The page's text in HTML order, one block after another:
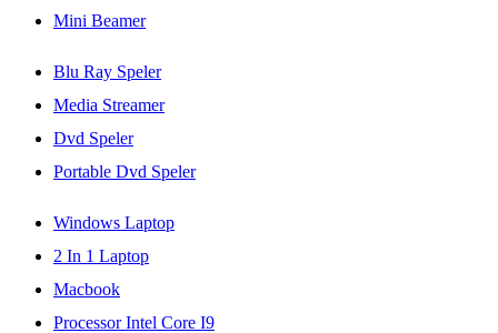
Mini Beamer
Blu Ray Speler
Media Streamer
Dvd Speler
Portable Dvd Speler
Windows Laptop
2 In 1 Laptop
Macbook
Processor Intel Core I9